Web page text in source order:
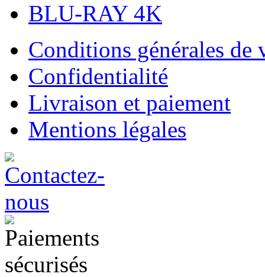
BLU-RAY 4K
Conditions générales de
Confidentialité
Livraison et paiement
Mentions légales